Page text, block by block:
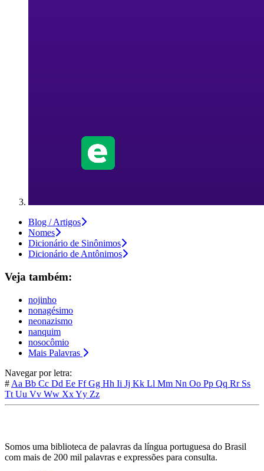
Blog / Artigos
Nomes
Dicionário de Sinônimos
Dicionário de Antônimos
Veja também:
nojinho
nonagésimo
neonazismo
nanquim
nosocômio
Mais Palavras
Navegar por letra:
# Aa Bb Cc Dd Ee FfGg Hh Ii Jj Kk Ll Mm Nn Oo Pp Qq Rr Ss
Tt Uu Vv Ww XxYy Zz
Somos uma biblioteca de palavras da língua portuguesa do Brasil
com mais de 200 mil palavras e expressões para consulta.